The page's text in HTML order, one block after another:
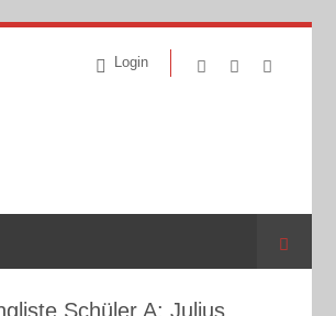
Login
Suche
Schüler A: Julius